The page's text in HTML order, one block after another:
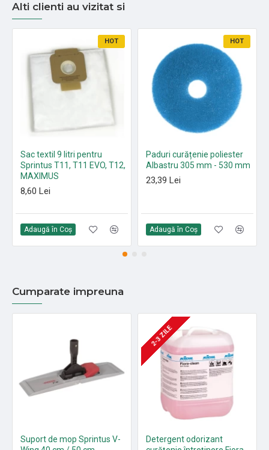
Alti clienti au vizitat si
HOT
Sac textil 9 litri pentru
Sprintus T11, T11 EVO, T12,
MAXIMUS
8,60 Lei
Adaugă în Coş
HOT
Paduri curățenie poliester
Albastru 305 mm - 530 mm
23,39 Lei
Adaugă în Coş
Cumparate impreuna
Suport de mop Sprintus V-
2-3 ZILE
Detergent odorizant